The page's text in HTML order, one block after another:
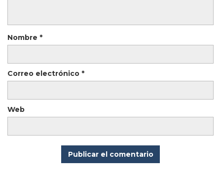
Nombre *
Correo electrónico *
Web